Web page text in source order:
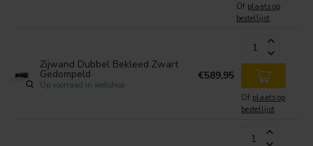
Of plaats op
bestellijst
Zijwand Dubbel Bekleed Zwart
Gedompeld
Op voorraad in webshop
€589,95
Of plaats op
bestellijst